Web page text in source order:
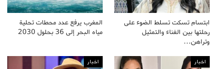
ابتسام تسكت تسلط الضوء على
رحلتها بين الغناء والتمثيل
وتراهن…
المغرب يرفع عدد محطات تحلية
مياه البحر إلى 36 بحلول 2030
اخبار اخبار